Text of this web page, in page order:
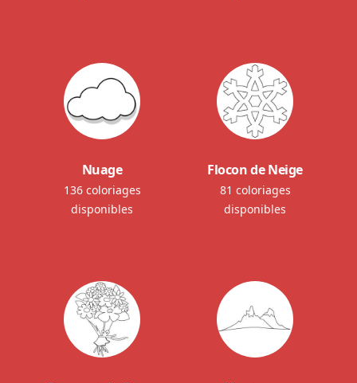
Nuage
136 coloriages
disponibles
Flocon de Neige
81 coloriages
disponibles